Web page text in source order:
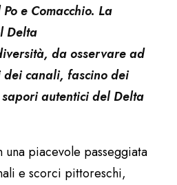
e Comacchio. La
Delta
da osservare ad
dei canali, fascino dei
autentici del Delta
una piacevole passeggiata
e scorci pittoreschi,